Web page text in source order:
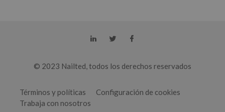
© 2023 Nailted, todos los derechos reservados
Términos y políticas
Configuración de cookies
Trabaja con nosotros